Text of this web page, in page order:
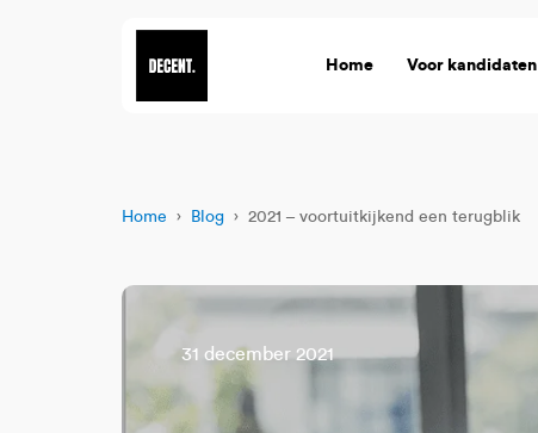
Home Voor kandidaten
Home › Blog › 2021 – voortuitkijkend een terugblik
31 december 2021